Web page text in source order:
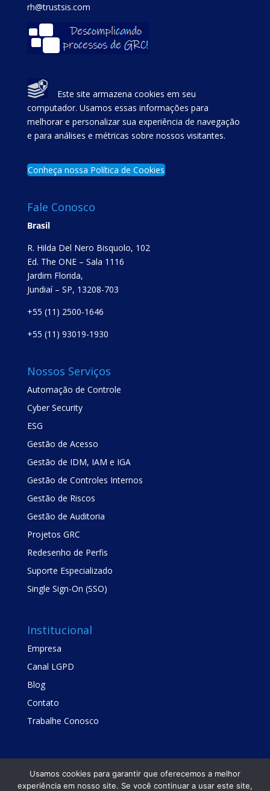
rh@trustsis.com
Este site armazena cookies em seu
computador. Usamos essas informações para
melhorar e personalizar sua experiência de navegação
e para análises e métricas sobre nossos visitantes.
Conheça nossa Política de Cookies
Fale Conosco
Brasil
R. Hilda Del Nero Bisquolo, 102
Ed. The ONE – Sala 1116
Jardim Florida,
Jundiaí – SP, 13208-703
+55 (11) 2500-1646
+55 (11) 93019-1930
Nossos Serviços
Automação de Controle
Cyber Security
ESG
Gestão de Acesso
Gestão de IDM, IAM e IGA
Gestão de Controles Internos
Gestão de Riscos
Gestão de Auditoria
Projetos GRC
Redesenho de Perfis
Suporte Especializado
Single Sign-On (SSO)
Institucional
Empresa
Canal LGPD
Blog
Contato
Trabalhe Conosco
Usamos cookies para garantir que oferecemos a melhor
experiência em nosso site. Se você continuar a usar este site,